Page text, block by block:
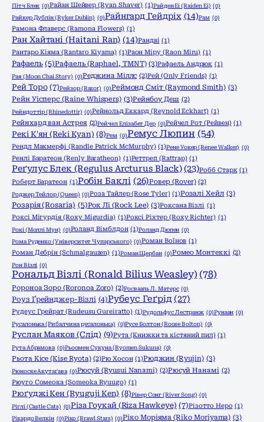
Пітч Блек (0)Райан Шейвер (Ryan Shaver) (1)Райден Еі (Raiden Ei) (0)
Райкер Дублін (Ryker Dublin) (0)Райнгард Гейдріх (14)Рам (0)
Рамона Флаверс (Ramona Flowers) (1)
Ран Хайтані (Haitani Ran) (14)Рандві (1)
Рантаро Кіяма (Rantaro Kiyama) (1)Раон Міру (Raon Miru) (1)
Рафаель (5)Рафаель (Raphael, TMNT) (3)Рафаель Андрюк (1)
Рая (Moon Chai Story) (0)Реджина Міллс (2)Рей (Only Friends) (1)
Рей Торо (7)Рейзор (Razor) (0)Реймонд Сміт (Raymond Smith) (3)
Рейн Уісперс (Raine Whispers) (3)Рейнбоу Деш (2)
Рейндоттір (Rhinedottir) (0)Рейнольд Еккард (Reynold Eckhart) (1)
Рейнхард ван Астрея (2)Рейчел Елізабет Дер (0)Рейчел Рот (Рейвен) (1)
Рекі К'ян (Reki Kyan) (8)Рем (0)Ремус Люпин (54)
Рендл Макмерфі (Randle Patrick McMurphy) (1)Рене Уокер (Renee Walker) (0)
Ренлі Баратеон (Renly Baratheon) (1)Реттреп (Rattrap) (1)
Реґулус Блек (Regulus Arcturus Black) (23)Робб Старк (1)
Роберт Баратеон (1)Робін Баклі (26)Ровер (Rover) (2)
Роджер Тейлор (Queen) (0)Роза Тайлер (Rose Tyler) (1)Розалі Хейл (3)
Розарія (Rosaria) (5)Рок Лі (Rock Lee) (3)Роксана Візлі (1)
Роксі Мігурдія (Roxy Migurdia) (1)Роксі Ріхтер (Roxy Richter) (1)
Рокі (Моллі Мун) (0)Роланд Вімблдон (1)Роланд Дюпен (0)
Рома Руденко (Університет Чупарського) (0)Роман Воїнов (1)
Роман Дебрін (Schmalgauzen) (1)Роман Щербан (0)Ромео Монтеккі (2)
Рон Візлі (0)
Рональд Візлі (Ronald Bilius Weasley) (78)
Ророноа Зоро (Roronoa Zoro) (2)Росвааль Л. Матерс (0)
Роуз Ґрейнджер-Візлі (4)Рубеус Геґрід (27)
Рудеус Грейрат (Rudeusu Gureiratto) (1)Рудольфус Лестранж (0)Рунаан (0)
Русалонька (Рибалчина русалонька) (0)Русе Болтон (Roose Bolton) (0)
Руслан Маяков (Слід) (9)Рута (Книжки та кістяний пил) (1)
Рута Абрамова (0)Рьоомен Сукуна (Ryomen Sukuna) (0)
Рьота Кісе (Kise Ryota) (2)Рю Хосон (1)Рюджин (Ryujin) (3)
Рюноске Акутаґава (0)Рюсуй (Ryusui Nanami) (2)Рюсуй Нанамі (2)
Рюуго Сомеока (Someoka Ryuugo) (1)
Рюґуджі Кен (Ryuguji Ken) (8)Рівер Сонг (River Song) (0)
Ріглі (Castle Cats) (0)Різа Гоукай (Riza Hawkeye) (7)Різотто Неро (1)
Рікардо Велкін (0)Ріко (Brawl Stars) (0)Ріко Моріяма (Riko Moriyama) (3)